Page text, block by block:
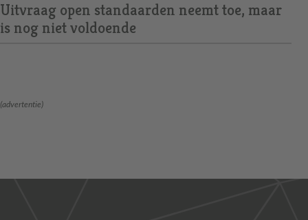
Uitvraag open standaarden neemt toe, maar
is nog niet voldoende
(advertentie)